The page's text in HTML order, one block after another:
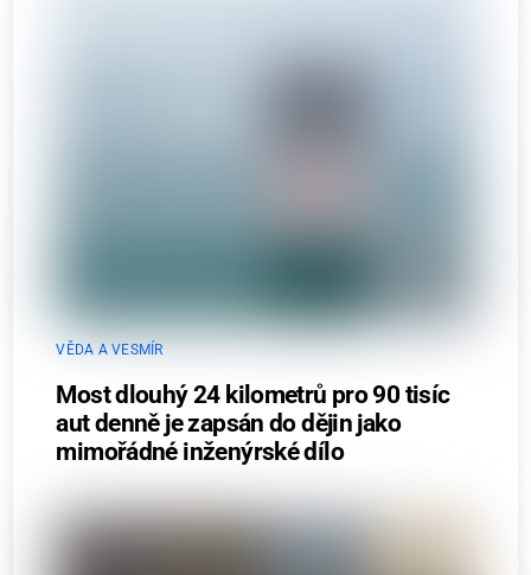
VĚDA A VESMÍR
Most dlouhý 24 kilometrů pro 90 tisíc
aut denně je zapsán do dějin jako
mimořádné inženýrské dílo